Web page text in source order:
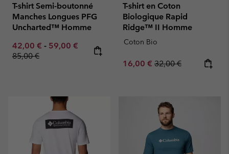
T-shirt Semi-boutonné
Manches Longues PFG
Uncharted™ Homme
Minimum sale price:
42,00 € - Maximum sale price:
59,00 € Regular price:
85,00 €
T-shirt en Coton
Biologique Rapid
Ridge™ II Homme
Coton Bio
Sale price:
16,00 € Regular price:
32,00 €